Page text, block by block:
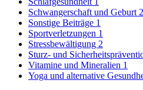
Schwangerschaft und Geburt 2
Sonstige Beiträge 1
Sportverletzungen 1
Stressbewältigung 2
Sturz- und
Vitamine und Mineralien 1
Yoga und alternative